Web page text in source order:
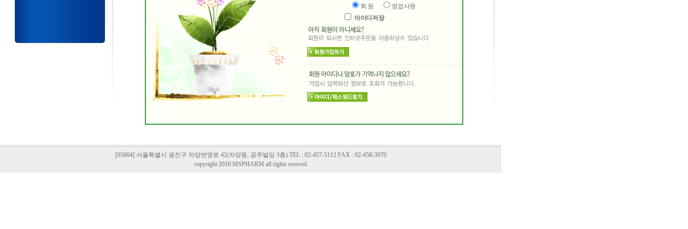
회 원
영업사원
아이디저장
[05064] 서울특별시 광진구 자양번영로 42(자양동, 공주빌딩 3층) TEL : 02-457-5112 FAX : 02-458-3970
copyright 2010 MSPHARM all rights reseved.